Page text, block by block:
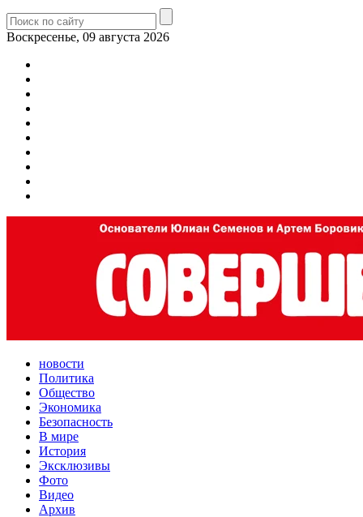
Воскресенье, 09 августа 2026
новости
Политика
Общество
Экономика
Безопасность
В мире
История
Эксклюзивы
Фото
Видео
Архив